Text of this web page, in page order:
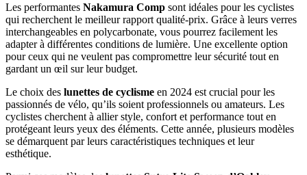
Les performantes Nakamura Comp sont idéales pour les cyclistes
qui recherchent le meilleur rapport qualité-prix. Grâce à leurs verres
interchangeables en polycarbonate, vous pourrez facilement les
adapter à différentes conditions de lumière. Une excellente option
pour ceux qui ne veulent pas compromettre leur sécurité tout en
gardant un œil sur leur budget.
Le choix des lunettes de cyclisme en 2024 est crucial pour les
passionnés de vélo, qu’ils soient professionnels ou amateurs. Les
cyclistes cherchent à allier style, confort et performance tout en
protégeant leurs yeux des éléments. Cette année, plusieurs modèles
se démarquent par leurs caractéristiques techniques et leur
esthétique.